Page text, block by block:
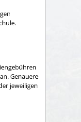
Genauere
jeweiligen